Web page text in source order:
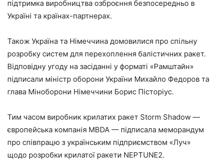
підтримка виробництва озброєння безпосередньо в
Україні та країнах-партнерах.
Також Україна та Німеччина домовилися про спільну
розробку систем для перехоплення балістичних ракет.
Відповідну угоду на засіданні у форматі «Рамштайн»
підписали міністр оборони України Михайло Федоров та
глава Міноборони Німеччини Борис Пісторіус.
Тим часом виробник крилатих ракет Storm Shadow —
європейська компанія MBDA — підписала меморандум
про співпрацю з українським підприємством «Луч»
щодо розробки крилатої ракети NEPTUNE2.